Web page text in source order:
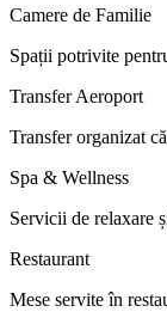
Camere de Familie
Spații potrivite
Transfer Aeroport
Transfer organizat
Spa & Wellness
Servicii de relaxare
Restaurant
Mese servite în